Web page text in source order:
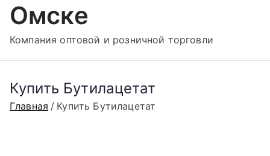
Омске
Компания оптовой и розничной торговли
Купить Бутилацетат
Главная Купить Бутилацетат